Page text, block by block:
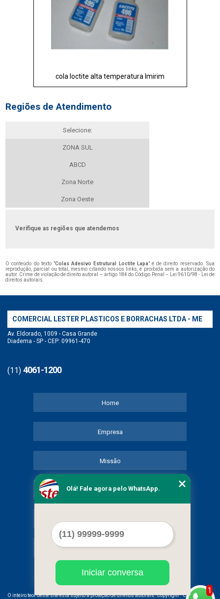
cola loctite alta temperatura Imirim
Regiões de Atendimento
Selecione:
ZONA SUL
ABCD
Zona Norte
Zona Oeste
Verifique as regiões que atendemos
O conteúdo do texto "Colas Adesivo Estrutural Loctite Lapa" é de direito reservado. Sua
reprodução, parcial ou total, mesmo citando nossos links, é proibida sem a autorização do
autor. Crime de violação de direito autoral – artigo 184 do Código Penal –
Lei 9610/98 - Lei de
direitos autorais
COMERCIAL LESTER PLASTICOS E BORRACHAS LTDA - ME
Av. Eldorado, 1009 - Casa Grande
Diadema - SP - CEP: 09961-470
(11) 4061-1200
Home
Empresa
Missão
Serviços
Mapa do site
O inteiro teor deste site está sujeito à proteção de direitos autorais. Copyright COMERCIAL
1
Olá! Fale agora pelo WhatsApp.
Iniciar conversa